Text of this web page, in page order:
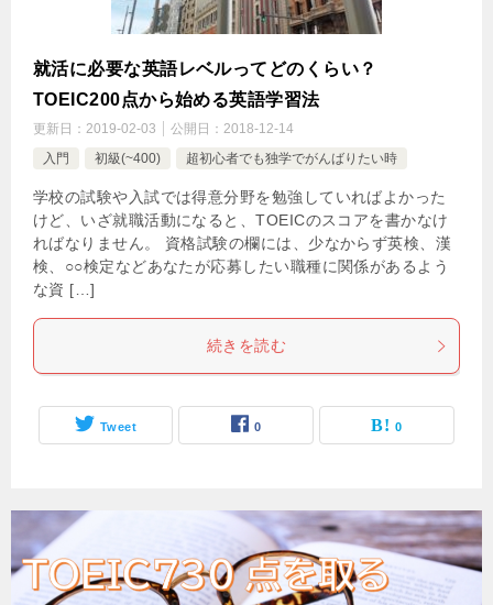
就活に必要な英語レベルってどのくらい？
TOEIC200点から始める英語学習法
更新日： 2019-02-03 公開日： 2018-12-14
入門
初級(~400) 超初心者でも独学でがんばりたい時
学校の試験や入試では得意分野を勉強していればよかった
けど、いざ就職活動になると、TOEICのスコアを書かなけ
ればなりません。 資格試験の欄には、少なからず英検、漢
検、○○検定などあなたが応募したい職種に関係があるよう
な資 […]
続きを読む
Tweet 0 0